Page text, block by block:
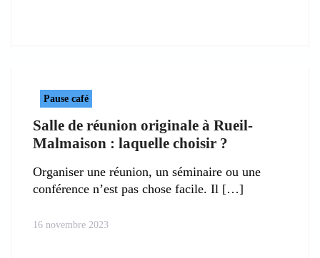
Pause café
Salle de réunion originale à Rueil-
Malmaison : laquelle choisir ?
Organiser une réunion, un séminaire ou une
conférence n’est pas chose facile. Il
16 novembre 2023